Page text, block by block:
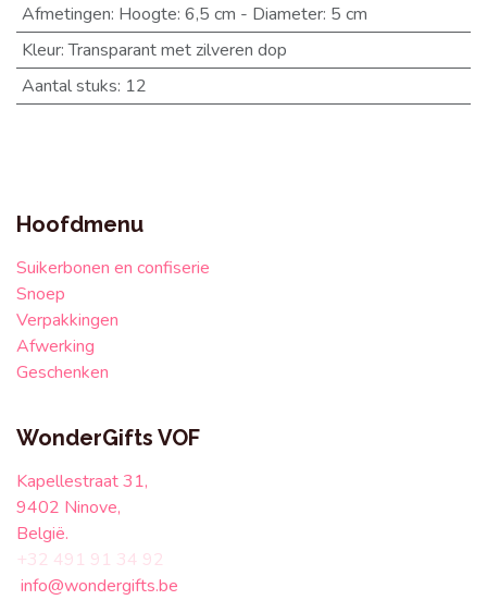
Afmetingen: Hoogte: 6,5 cm - Diameter: 5 cm
Kleur:Transparant met zilveren dop
Aantal stuks: 12
Hoofdmenu
Suikerbonen en confiserie
Snoep
Verpakkingen
Afwerking
Geschenken
WonderGifts VOF
Kapellestraat 31,
9402 Ninove,
België.
+32 491 91 34 92
info@wondergifts.be